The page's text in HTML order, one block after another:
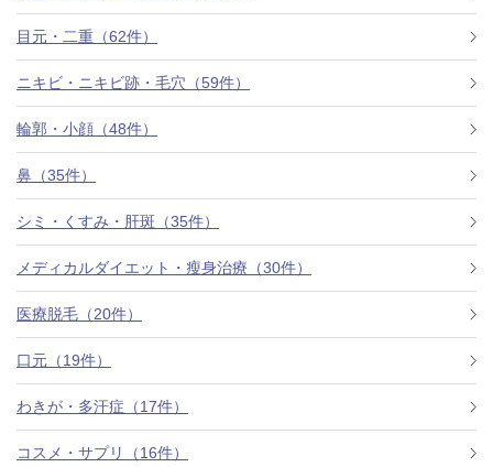
クリニックについて
料金一覧
施術症例
初めての方へ
お悩みで探す
医師紹介
目元・二重（62件）
ニキビ・ニキビ跡・毛穴（59件）
輪郭・小顔（48件）
鼻（35件）
シミ・くすみ・肝斑（35件）
メディカルダイエット・瘦身治療（30件）
医療脱毛（20件）
口元（19件）
わきが・多汗症（17件）
コスメ・サプリ（16件）